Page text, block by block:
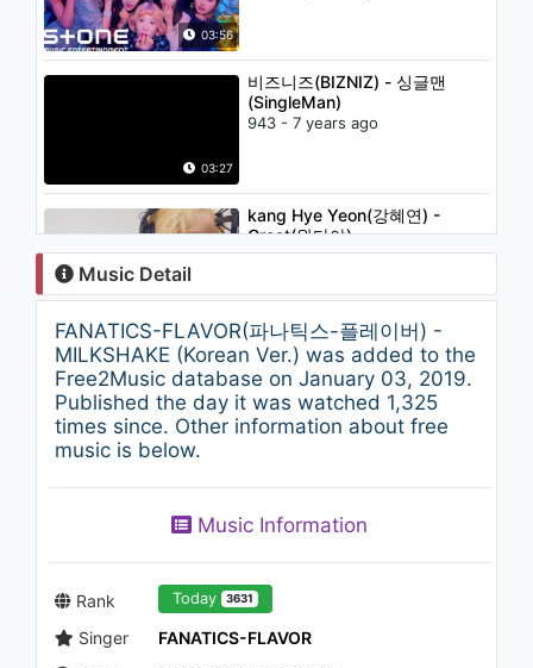
03:56
03:27
비즈니즈(BIZNIZ) - 싱글맨
(SingleMan)
943 - 7 years ago
03:35
kang Hye Yeon(강혜연) -
Great(왔다야)
1.2K - 7 years ago
03:18
DreamNote(드림노트) -
Sumin(수민 직캠ver) [1theK
Dance Cover Contest]
965 - 7 years ago
03:20
(Performance Ver.)
BTOB(비투비) - L.U.V
1.1K - 7 years ago
Music Detail
FANATICS-FLAVOR(파나틱스-플레이버) -
MILKSHAKE (Korean Ver.) was added to the
Free2Music database on January 03, 2019.
Published the day it was watched 1,325
times since. Other information about free
music is below.
Music Information
Rank Today 3631
Singer
FANATICS-FLAVOR